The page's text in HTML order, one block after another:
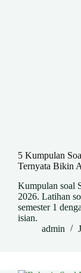
5 Kumpulan
Ternyata Bikin
Kumpulan soal
2026. Latihan
semester 1
isian.
admin